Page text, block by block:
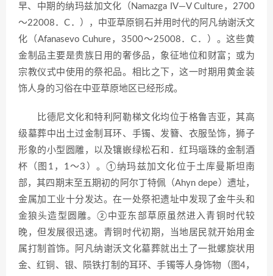
早、中期的纳玛兹加文化（Namazga IV—V Culture，2700
～22008．C．），中亚草原铜石并用时代的阿凡纳谢沃文
化（Afanasevo Cuhure，3500～25008．C．）。这些黄
金制品主要是贵族日用的奢侈品，象征地位和财富；或为
宗教仪式中使用的祭祀品。相比之下，这一时期用黄金装
饰人身的习俗在中亚草原地区已经形成。
比德尼文化和特利阿勒梯文化均位于格鲁吉亚，其高
级墓葬中出土过金制耳环、手镯、发簪、衣服坠饰，狮子
形象的小型圆雕，以及镶嵌绿松石和．红玛瑙珠的金制酒
杯（图1，1～3）。①纳玛兹加文化位于土库曼斯坦南
部，其四期末至五期初的阿尔丁特佩（Ahyn depe）遗址，
金属加工业十分发达。在一处祭祀遗址中发现了金牛头和
金狼头造型圆雕。②中亚东部草原虽然进入青铜时代较
晚，但发展很迅速。青铜时代初期，当地居民就开始用金
属打制首饰。阿凡纳谢沃文化墓葬就出土了一批螺旋状用
金、红铜、银、陨铁打制的耳环、手镯等人身饰物（图4，